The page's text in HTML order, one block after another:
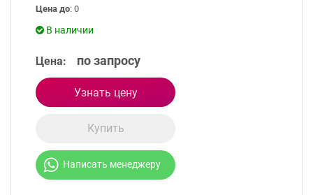
Цена до: 0
В наличии
Цена: по запросу
Узнать цену
Купить
Написать менеджеру